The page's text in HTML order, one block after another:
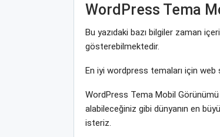
WordPress Tema
Bu yazıdaki bazı bilgiler zaman
gösterebilmektedir.
En iyi wordpress temaları için web
WordPress Tema Mobil
alabileceğiniz gibi dünyanın en
isteriz.